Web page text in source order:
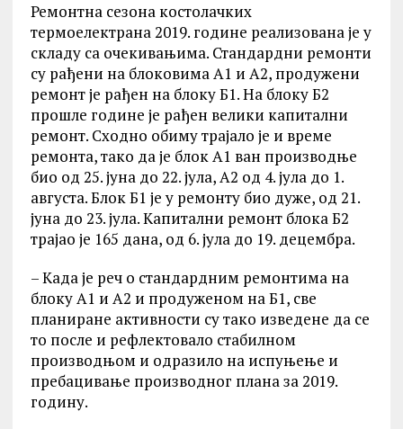
Ремонтна сезона костолачких
термоелектрана 2019. године реализована је у
складу са очекивањима. Стандардни ремонти
су рађени на блоковима А1 и А2, продужени
ремонт је рађен на блоку Б1. На блоку Б2
прошле године је рађен велики капитални
ремонт. Сходно обиму трајало је и време
ремонта, тако да је блок А1 ван производње
био од 25. јуна до 22. јула, А2 од 4. јула до 1.
августа. Блок Б1 је у ремонту био дуже, од 21.
јуна до 23. јула. Kапитални ремонт блока Б2
трајао је 165 дана, од 6. јула до 19. децембра.
– Kада је реч о стандардним ремонтима на
блоку А1 и А2 и продуженом на Б1, све
планиране активности су тако изведене да се
то после и рефлектовало стабилном
производњом и одразило на испуњење и
пребацивање производног плана за 2019.
годину.